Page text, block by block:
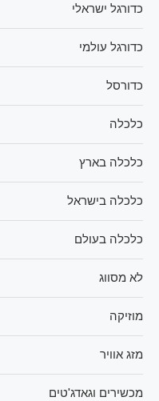
כדורגל ישראלי
כדורגל עולמי
כדורסל
כלכלה
כלכלה בארץ
כלכלה בישראל
כלכלה בעולם
לא מסווג
מוזיקה
מזג אוויר
מכשירים וגאדג'טים